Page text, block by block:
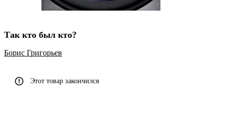
Так кто был кто?
Борис Григорьев
Этот товар закончился